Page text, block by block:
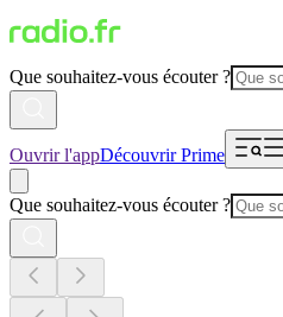
Que souhaitez-vous écouter ?
Ouvrir l'appDécouvrir Prime
Que souhaitez-vous écouter ?